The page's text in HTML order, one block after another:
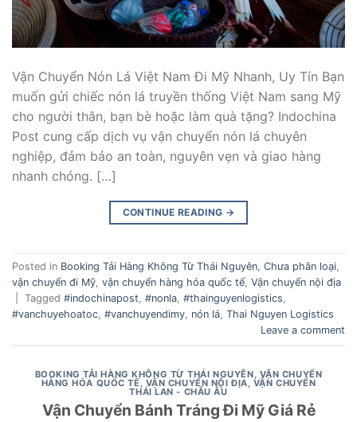
Vận Chuyển Nón Lá Việt Nam Đi Mỹ Nhanh, Uy Tín Bạn
muốn gửi chiếc nón lá truyền thống Việt Nam sang Mỹ
cho người thân, bạn bè hoặc làm quà tặng? Indochina
Post cung cấp dịch vụ vận chuyển nón lá chuyên
nghiệp, đảm bảo an toàn, nguyên vẹn và giao hàng
nhanh chóng. […]
CONTINUE READING →
Posted in Booking Tải Hàng Không Từ Thái Nguyên Chưa phân loại
vận chuyển đi Mỹ vận chuyển hàng hóa quốc tế Vận chuyển nội địa
Tagged #indochinapost #nonla #thainguyenlogistics
#vanchuyehoatoc #vanchuyendimy nón lá Thai Nguyen Logistics
Leave a comment
BOOKING TẢI HÀNG KHÔNG TỪ THÁI NGUYÊN VẬN CHUYỂN
HÀNG HÓA QUỐC TẾ VẬN CHUYỂN NỘI ĐỊA VẬN CHUYỂN
THÁI LAN - CHÂU ÂU
Vận Chuyển Bánh Tráng Đi Mỹ Giá Rẻ